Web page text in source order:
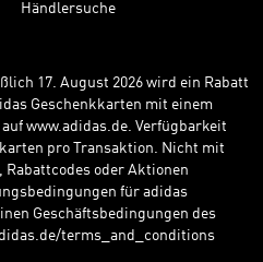
Händlersuche
17. August 2026 wird ein Rabatt
Geschenkkarten mit einem
www.adidas.de. Verfügbarkeit
pro Transaktion. Nicht mit
Rabattcodes oder Aktionen
für adidas
Geschäftsbedingungen des
terms_and_conditions